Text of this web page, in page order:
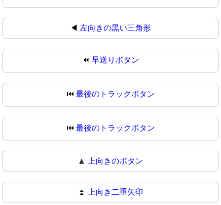
◀ 左向きの黒い三角形
⏪ 早送りボタン
⏮️ 最後のトラックボタン
⏮ 最後のトラックボタン
🔼 上向きのボタン
⏫ 上向き二重矢印